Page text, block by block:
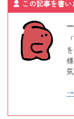
この記事を書い
→